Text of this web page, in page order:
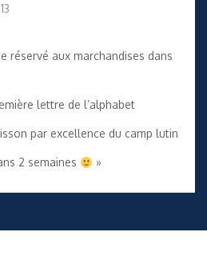
réservé aux marchandises dans
lettre de l’alphabet
par excellence du camp lutin
2 semaines »